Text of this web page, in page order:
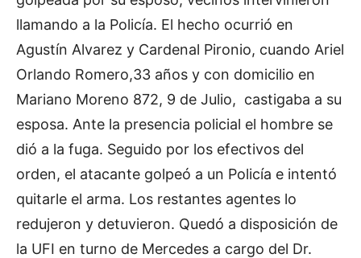
llamando a la Policía. El hecho ocurrió en
Agustín Alvarez y Cardenal Pironio, cuando Ariel
Orlando Romero,33 años y con domicilio en
Mariano Moreno 872, 9 de Julio, castigaba a su
esposa. Ante la presencia policial el hombre se
dió a la fuga. Seguido por los efectivos del
orden, el atacante golpeó a un Policía e intentó
quitarle el arma. Los restantes agentes lo
redujeron y detuvieron. Quedó a disposición de
la UFI en turno de Mercedes a cargo del Dr.